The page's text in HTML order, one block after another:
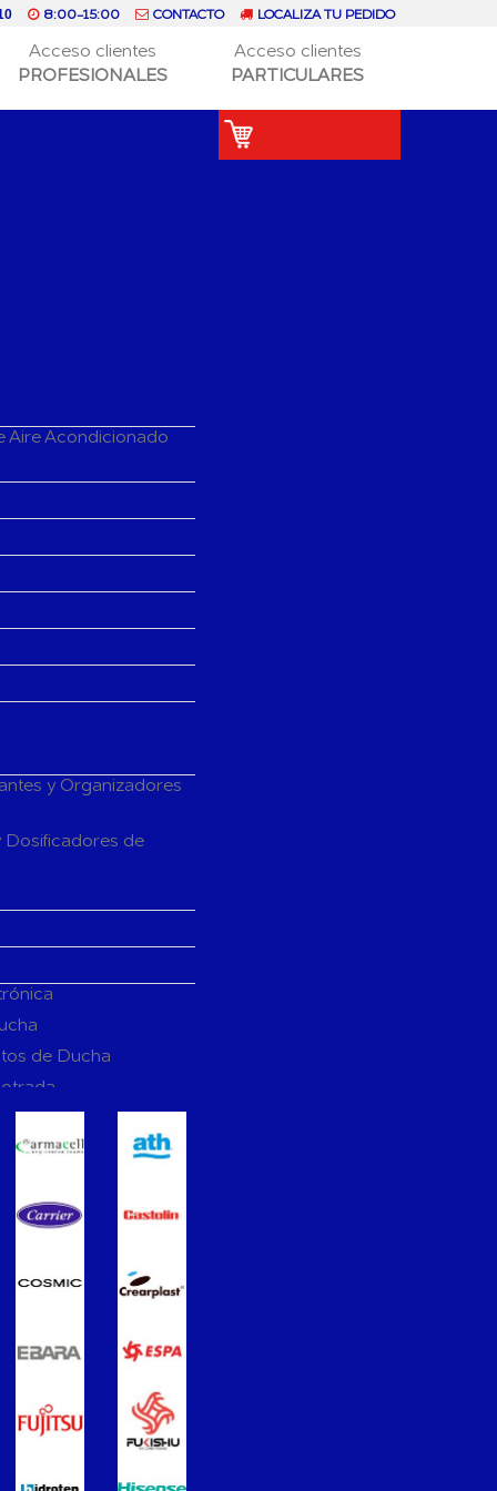
8:00-15:00 CONTACTO LOCALIZA TU PEDIDO
Acceso clientes
PROFESIONALES
Acceso clientes
PARTICULARES
Aire Acondicionado
y Organizadores
de
de Ducha